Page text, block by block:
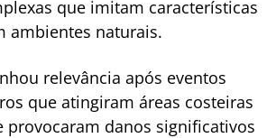
que imitam características
ambientes naturais.
relevância após eventos
que atingiram áreas costeiras
provocaram danos significativos